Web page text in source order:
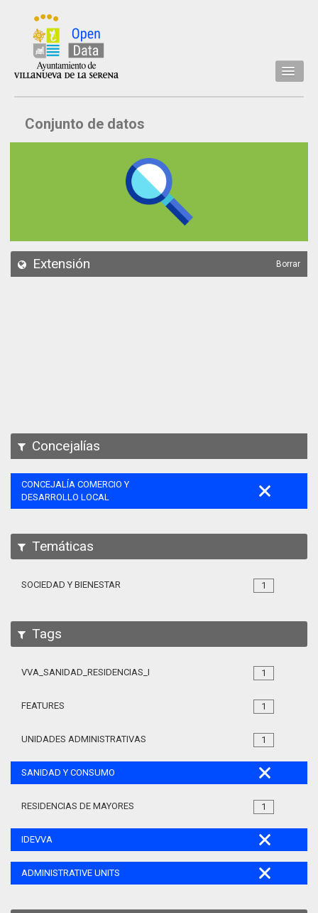
Inicio
Datos
API
Conjunto de datos
Extensión Borrar
Concejalías
CONCEJALÍA COMERCIO Y
DESARROLLO LOCAL
Temáticas
1
SOCIEDAD Y BIENESTAR
Tags
1
VVA_SANIDAD_RESIDENCIAS_MAYORES_105
1
FEATURES
1
UNIDADES ADMINISTRATIVAS
SANIDAD Y CONSUMO
1
RESIDENCIAS DE MAYORES
IDEVVA
ADMINISTRATIVE UNITS